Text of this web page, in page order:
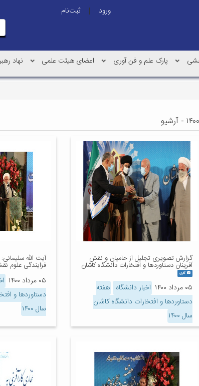
ورود |
ثبت‌نام
پارک علم و فن آوری اعضای هیئت علمی نهاد
گزارش تصویری تجلیل از حامیان و نقش
آفرینان دستاوردها و افتخارات دانشگاه کاشان
گالری
۰۵ مرداد ۱۴۰۰ اخبار دانشگاه هفته
دستاوردها و افتخارات دانشگاه کاشان
سال ۱۴۰۰
آیت الله
فزایندگی علوم
۰۵ مرداد ۱۴۰۰
دستاوردها و
سال ۱۴۰۰